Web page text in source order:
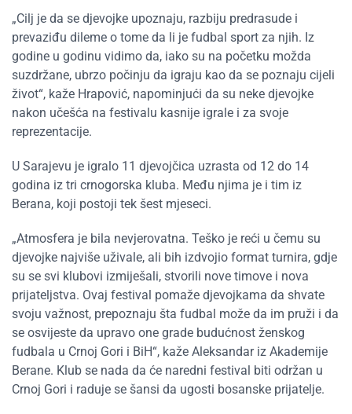
„Cilj je da se djevojke upoznaju, razbiju predrasude i
prevaziđu dileme o tome da li je fudbal sport za njih. Iz
godine u godinu vidimo da, iako su na početku možda
suzdržane, ubrzo počinju da igraju kao da se poznaju cijeli
život“, kaže Hrapović, napominjući da su neke djevojke
nakon učešća na festivalu kasnije igrale i za svoje
reprezentacije.
U Sarajevu je igralo 11 djevojčica uzrasta od 12 do 14
godina iz tri crnogorska kluba. Među njima je i tim iz
Berana, koji postoji tek šest mjeseci.
„Atmosfera je bila nevjerovatna. Teško je reći u čemu su
djevojke najviše uživale, ali bih izdvojio format turnira, gdje
su se svi klubovi izmiješali, stvorili nove timove i nova
prijateljstva. Ovaj festival pomaže djevojkama da shvate
svoju važnost, prepoznaju šta fudbal može da im pruži i da
se osvijeste da upravo one grade budućnost ženskog
fudbala u Crnoj Gori i BiH“, kaže Aleksandar iz Akademije
Berane. Klub se nada da će naredni festival biti održan u
Crnoj Gori i raduje se šansi da ugosti bosanske prijatelje.